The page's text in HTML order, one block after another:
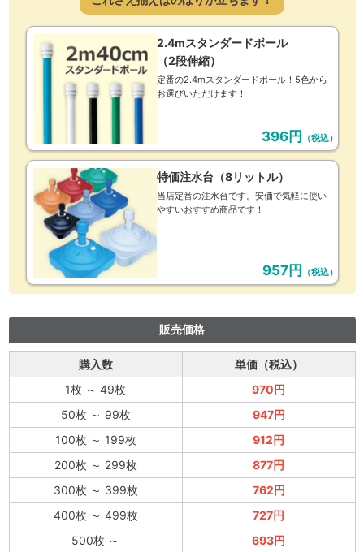
2.4mスタンダードポール
（2段伸縮）
定番の2.4mスタンダードポール！5色から
お選びいただけます！
396円 （税込）
特価注水台（8リットル）
当店定番の注水台です。安価で気軽に使い
やすいおすすめ商品です！
957円 （税込）
販売価格
購入数
単価（税込）
1枚 ～ 49枚
970円
50枚 ～ 99枚
947円
100枚 ～ 199枚
912円
200枚 ～ 299枚
877円
300枚 ～ 399枚
762円
400枚 ～ 499枚
727円
500枚 ～ 693円